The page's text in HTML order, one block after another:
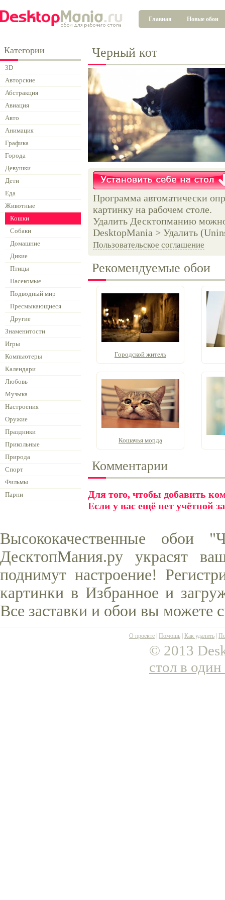
Главная Новые обои
Категории
3D
Авторские
Абстракция
Авиация
Авто
Анимация
Графика
Города
Девушки
Дети
Еда
Животные
Кошки
Собаки
Домашние
Дикие
Птицы
Насекомые
Подводный мир
Пресмыкающиеся
Другие
Знаменитости
Игры
Компьютеры
Календари
Любовь
Музыка
Настроения
Оружие
Праздники
Прикольные
Природа
Спорт
Фильмы
Парни
Черный кот
Программа автоматически
картинку на рабочем столе.
Удалить Десктопманию
DesktopMania > Удалить
Пользовательское соглашение
Рекомендуемые обои
Городской житель
Кошачья морда
Комментарии
Для того, чтобы добавить
Если у вас ещё нет учётной
Высококачественные
ДесктопМания.ру украсят
поднимут настроение!
картинки в Избранное и
Все заставки и обои вы можете
О проекте Помощь Как удалить
© 2013
стол в